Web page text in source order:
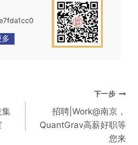
集
下一步
招聘|Work@南京，
QuantGrav高薪好职等
您来